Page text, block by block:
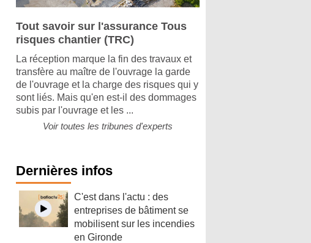
Tout savoir sur l'assurance Tous
risques chantier (TRC)
La réception marque la fin des travaux et
transfère au maître de l'ouvrage la garde
de l'ouvrage et la charge des risques qui y
sont liés. Mais qu'en est-il des dommages
subis par l'ouvrage et les ...
Voir toutes les tribunes d'experts
Dernières infos
C'est dans l'actu : des
entreprises de bâtiment se
mobilisent sur les incendies
en Gironde